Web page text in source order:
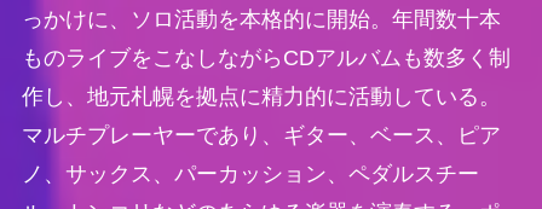
っかけに、ソロ活動を本格的に開始。年間数十本
ものライブをこなしながらCDアルバムも数多く制
作し、地元札幌を拠点に精力的に活動している。
マルチプレーヤーであり、ギター、ベース、ピア
ノ、サックス、パーカッション、ペダルスチー